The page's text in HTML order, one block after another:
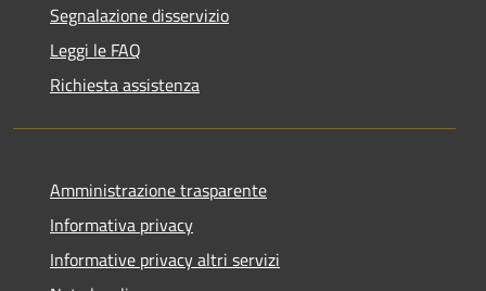
Segnalazione disservizio
Leggi le FAQ
Richiesta assistenza
Amministrazione trasparente
Informativa privacy
Informative privacy altri servizi